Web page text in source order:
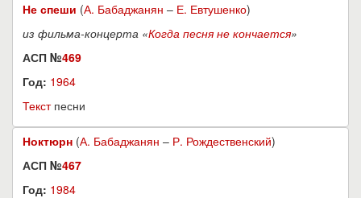
Не спеши (А. Бабаджанян – Е. Евтушенко)
из фильма-концерта «Когда песня не кончается»
АСП №469
Год: 1964
Текстпесни
Ноктюрн (А. Бабаджанян – Р. Рождественский)
АСП №467
Год: 1984